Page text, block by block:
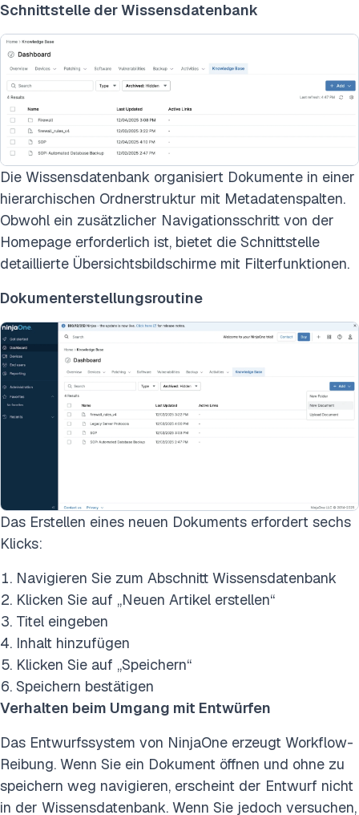
Schnittstelle der Wissensdatenbank
Die Wissensdatenbank organisiert Dokumente in einer
hierarchischen Ordnerstruktur mit Metadatenspalten.
Obwohl ein zusätzlicher Navigationsschritt von der
Homepage erforderlich ist, bietet die Schnittstelle
detaillierte Übersichtsbildschirme mit Filterfunktionen.
Dokumenterstellungsroutine
Das Erstellen eines neuen Dokuments erfordert sechs
Klicks:
Navigieren Sie zum Abschnitt Wissensdatenbank
Klicken Sie auf „Neuen Artikel erstellen“
Titel eingeben
Inhalt hinzufügen
Klicken Sie auf „Speichern“
Speichern bestätigen
Verhalten beim Umgang mit Entwürfen
Das Entwurfssystem von NinjaOne erzeugt Workflow-
Reibung. Wenn Sie ein Dokument öffnen und ohne zu
speichern weg navigieren, erscheint der Entwurf nicht
in der Wissensdatenbank. Wenn Sie jedoch versuchen,